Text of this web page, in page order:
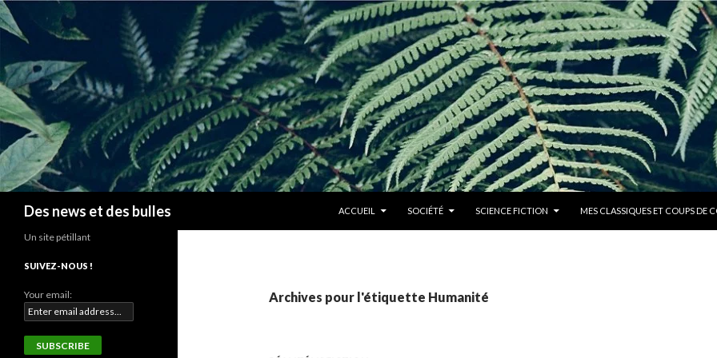
Des news et des bulles
ACCUEIL
SOCIÉTÉ SCIENCE FICTION MES CLASSIQUES ET COUPS DE
Archives pour l'étiquette Humanité
Un site pétillant
SUIVEZ-NOUS !
Your email: